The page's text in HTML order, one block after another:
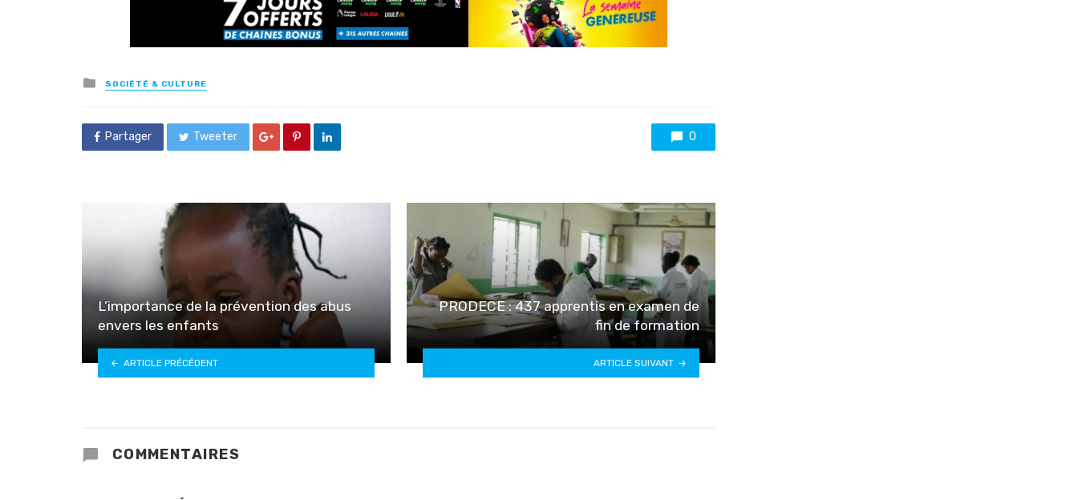
Posted
in
SOCIÉTÉ & CULTURE
Partager Tweeter 0
L’importance de la prévention des abus
envers les enfants
ARTICLE PRÉCÉDENT
PRODECE : 437 apprentis en examen de
fin de formation
ARTICLE SUIVANT
COMMENTAIRES